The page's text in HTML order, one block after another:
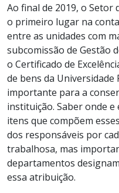
Ao final de 2019, o Setor
o primeiro lugar na
entre as unidades com
subcomissão de Gestão
o Certificado de
de bens da Universidade
importante para a
instituição. Saber onde e
itens que compõem
dos responsáveis por
trabalhosa, mas
departamentos
essa atribuição.